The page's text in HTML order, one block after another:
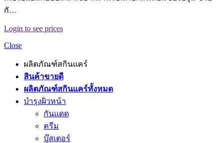
กั…
Login to see prices
Close
ผลิตภัณฑ์สกินแคร์
สินค้าขายดี
ผลิตภัณฑ์สกินแคร์ทั้งหมด
บำรุงผิวหน้า
กันแดด
ครีม
บู๊สเตอร์